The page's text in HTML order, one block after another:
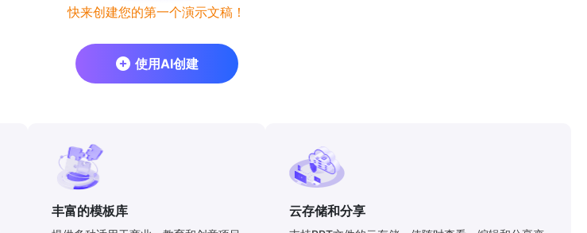
快来创建您的第一个演示文稿！
使用AI创建
丰富的模板库 云存储和分享